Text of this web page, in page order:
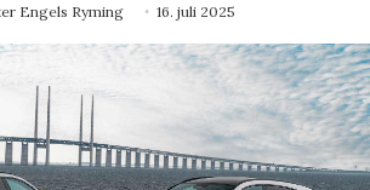
Engels Ryming 16. juli 2025